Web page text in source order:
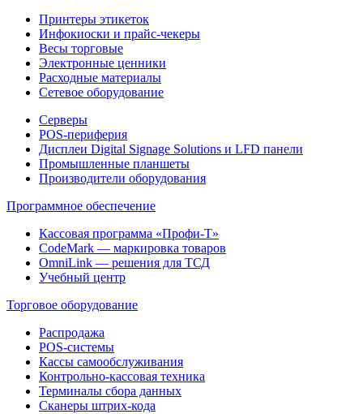
Принтеры этикеток
Инфокиоски и прайс-чекеры
Весы торговые
Электронные ценники
Расходные материалы
Сетевое оборудование
Серверы
POS-периферия
Дисплеи Digital Signage Solutions и LFD панели
Промышленные планшеты
Производители оборудования
Программное обеспечение
Кассовая программа «Профи-Т»
CodeMark — маркировка товаров
OmniLink — решения для ТСД
Учебный центр
Торговое оборудование
Распродажа
POS-системы
Кассы самообслуживания
Контрольно-кассовая техника
Терминалы сбора данных
Сканеры штрих-кода